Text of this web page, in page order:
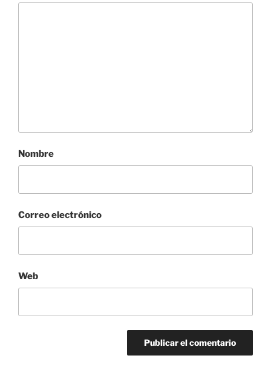
Nombre
Correo electrónico
Web